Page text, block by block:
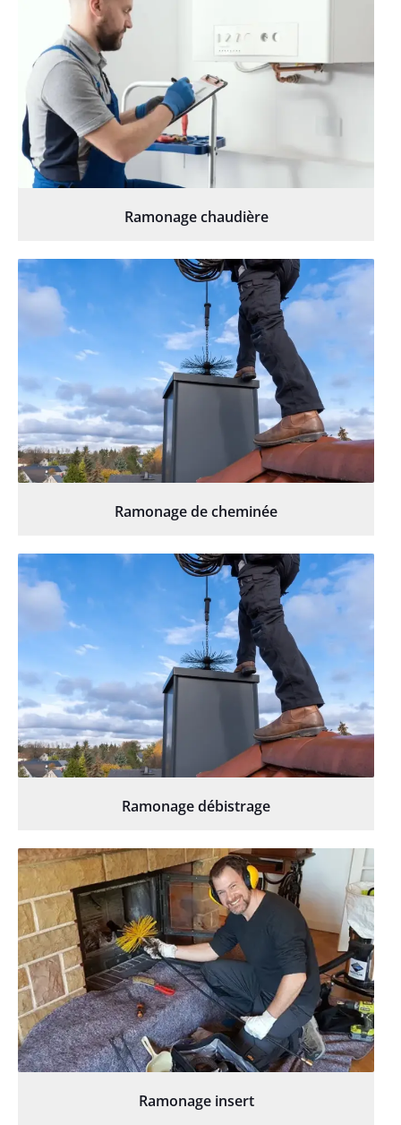
Ramonage chaudière
Ramonage de cheminée
Ramonage débistrage
Ramonage insert